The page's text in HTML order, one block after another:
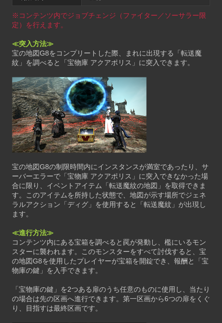
※コンテンツ内でジョブチェンジ（ファイター／ソーサラー限
定）を行えます。
≪突入方法≫
宝の地図G8をコンプリートした際、まれに出現する「転送魔
紋」を調べると「宝物庫 アクアポリス」に突入できます。
宝の地図G8の制限時間内にインスタンスが満室であったり、サ
ーバーエラーで「宝物庫 アクアポリス」に突入できなかった場
合に限り、イベントアイテム「転送魔紋の地図」を取得できま
す。このアイテムを所持した状態で、地図が示す場所でジェネ
ラルアクション「ディグ」を使用すると「転送魔紋」が出現し
ます。
≪進行方法≫
コンテンツ内にある宝箱を調べると罠が発動し、檻にいるモン
スターに襲われます。このモンスターをすべて討伐すると、宝
の地図G8を使用したプレイヤーが宝箱を開錠でき、報酬と「宝
物庫の鍵」を入手できます。
「宝物庫の鍵」を2つある扉のうち任意のものに使用し、当たり
の場合は先の区画へ進行できます。第一区画から6つの扉をくぐ
り、目指すは最終区画です。